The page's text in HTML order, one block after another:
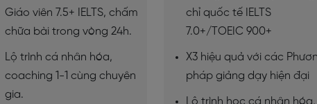
Giáo viên 7.5+ IELTS, chấm
chữa bài trong vòng 24h.
Lộ trình cá nhân hóa,
coaching 1-1 cùng chuyên
gia.
chỉ quốc tế IELTS
7.0+/TOEIC 900+
X3 hiệu quả với các
pháp giảng dạy hiện đại